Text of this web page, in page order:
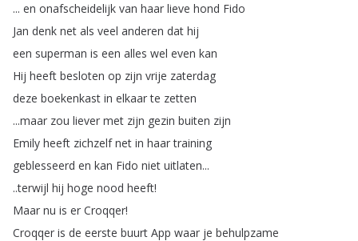
... en onafscheidelijk van haar lieve hond Fido
Jan denk net als veel anderen dat hij
een superman is een alles wel even kan
Hij heeft besloten op zijn vrije zaterdag
deze boekenkast in elkaar te zetten
...maar zou liever met zijn gezin buiten zijn
Emily heeft zichzelf net in haar training
geblesseerd en kan Fido niet uitlaten...
..terwijl hij hoge nood heeft!
Maar nu is er Croqqer!
Croqqer is de eerste buurt App waar je behulpzame